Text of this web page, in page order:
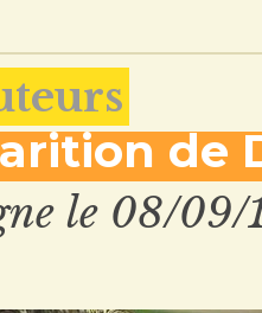
de
le 08/09/